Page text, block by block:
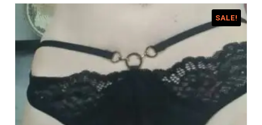
SALE!